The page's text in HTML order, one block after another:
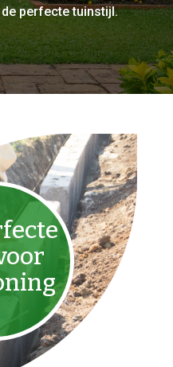
perfecte tuinstijl.